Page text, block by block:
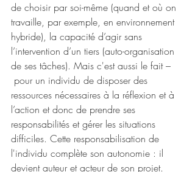
de choisir par soi-même (quand et où on
travaille, par exemple, en environnement
hybride), la capacité d’agir sans
l’intervention d’un tiers (auto-organisation
de ses tâches). Mais c'est aussi le fait –
pour un individu de disposer des
ressources nécessaires à la réflexion et à
l’action et donc de prendre ses
responsabilités et gérer les situations
difficiles. Cette responsabilisation de
l'individu complète son autonomie : il
devient auteur et acteur de son projet.